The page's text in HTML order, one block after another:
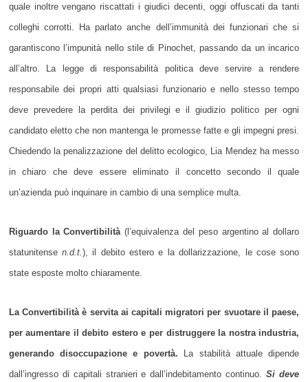
quale inoltre vengano riscattati i giudici decenti, oggi offuscati da tanti
colleghi corrotti. Ha parlato anche dell’immunità dei funzionari che si
garantiscono l’impunità nello stile di Pinochet, passando da un incarico
all’altro. La legge di responsabilità politica deve servire a rendere
responsabile dei propri atti qualsiasi funzionario e nello stesso tempo
deve prevedere la perdita dei privilegi e il giudizio politico per ogni
candidato eletto che non mantenga le promesse fatte e gli impegni presi.
Chiedendo la penalizzazione del delitto ecologico, Lia Mendez ha messo
in chiaro che deve essere eliminato il concetto secondo il quale
un’azienda può inquinare in cambio di una semplice multa.
Riguardo la Convertibilità(l’equivalenza del peso argentino al dollaro
statunitensen.d.t.), il debito estero e la dollarizzazione, le cose sono
state esposte molto chiaramente.
La Convertibilità è servita ai capitali migratori per svuotare il paese,
per aumentare il debito estero e per distruggere la nostra industria,
generando disoccupazione e povertà. La stabilità attuale dipende
dall’ingresso di capitali stranieri e dall’indebitamento continuo.Si deve